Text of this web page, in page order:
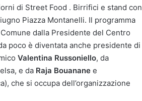
di Street Food . Birrifici e stand con
Piazza Montanelli. Il programma
dalla Presidente del Centro
poco è diventata anche presidente di
Valentina Russoniello, da
e da Raja Bouanane e
che si occupa dell’organizzazione